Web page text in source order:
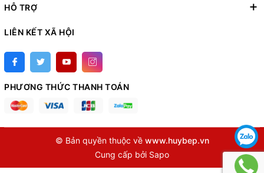
HỖ TRỢ
LIÊN KẾT XÃ HỘI
PHƯƠNG THỨC THANH TOÁN
© Bản quyền thuộc về www.huybep.vn
Cung cấp bởi Sapo